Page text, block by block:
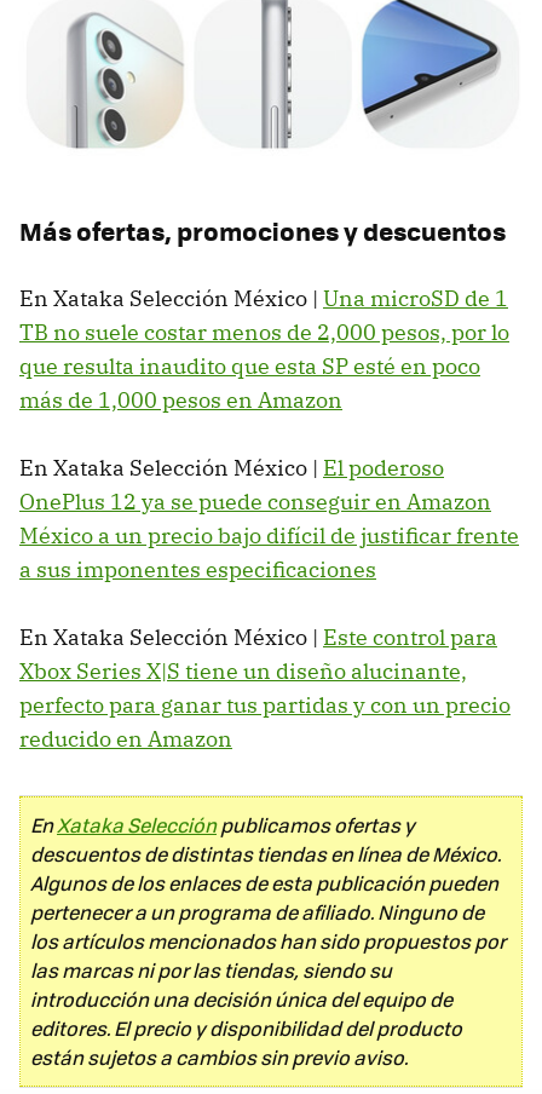
Más ofertas, promociones y descuentos
En Xataka Selección México | Una microSD de 1
TB no suele costar menos de 2,000 pesos, por lo
que resulta inaudito que esta SP esté en poco
más de 1,000 pesos en Amazon
En Xataka Selección México | El poderoso
OnePlus 12 ya se puede conseguir en Amazon
México a un precio bajo difícil de justificar frente
a sus imponentes especificaciones
En Xataka Selección México | Este control para
Xbox Series X|S tiene un diseño alucinante,
perfecto para ganar tus partidas y con un precio
reducido en Amazon
EnXataka Selecciónpublicamos ofertas y
descuentos de distintas tiendas en línea de México.
Algunos de los enlaces de esta publicación pueden
pertenecer a un programa de afiliado. Ninguno de
los artículos mencionados han sido propuestos por
las marcas ni por las tiendas, siendo su
introducción una decisión única del equipo de
editores. El precio y disponibilidad del producto
están sujetos a cambios sin previo aviso.